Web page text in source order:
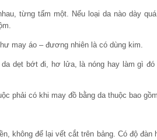
từng tấm một. Nếu loại da nào dày
may áo – đương nhiên là có dùng kim.
dẹt bớt đi, hơ lửa, là nóng hay làm gì
phải có khi may đồ bằng da thuộc bao
không để lại vết cắt trên bảng. Có độ